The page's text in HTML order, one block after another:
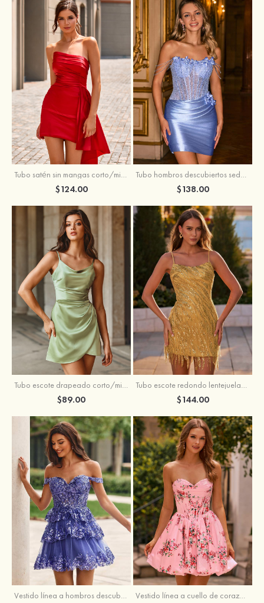
Tubo satén sin mangas corto/mini vestido para homecoming
$124.00
Tubo hombros descubiertos seda como el satén corto vestido para homecoming
$138.00
Tubo escote drapeado corto/mini tela charmeuse vestido para homecoming
$89.00
Tubo escote redondo lentejuelas corto vestido para homecoming
$144.00
Vestido línea a hombros descubiertos tul corto/mini vestido para homecoming Vestido línea a cuello de corazón satén corto vestido para homecoming